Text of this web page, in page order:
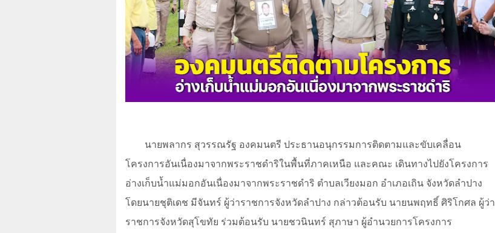
นายพลากร สุวรรณรัฐ องคมนตรี ประธานอนุกรรมการติดตามและขับเคลื่อน
โครงการอันเนื่องมาจากพระราชดำริในพื้นที่ภาคเหนือ และคณะ เดินทางไปยังโครงการ
อ่างเก็บน้ำแม่มอกอันเนื่องมาจากพระราชดำริ ตำบลเวียงมอก อำเภอเถิน จังหวัดลำปาง
โดยนายชุติเดช มีจันทร์ ผู้ว่าราชการจังหวัดลำปาง กล่าวต้อนรับ นายนพฤทธิ์ ศิริโกศล ผู้ว่า
ราชการจังหวัดสุโขทัย ร่วมต้อนรับ นายชวนินทร์ สุภาษา ผู้อำนวยการโครงการ